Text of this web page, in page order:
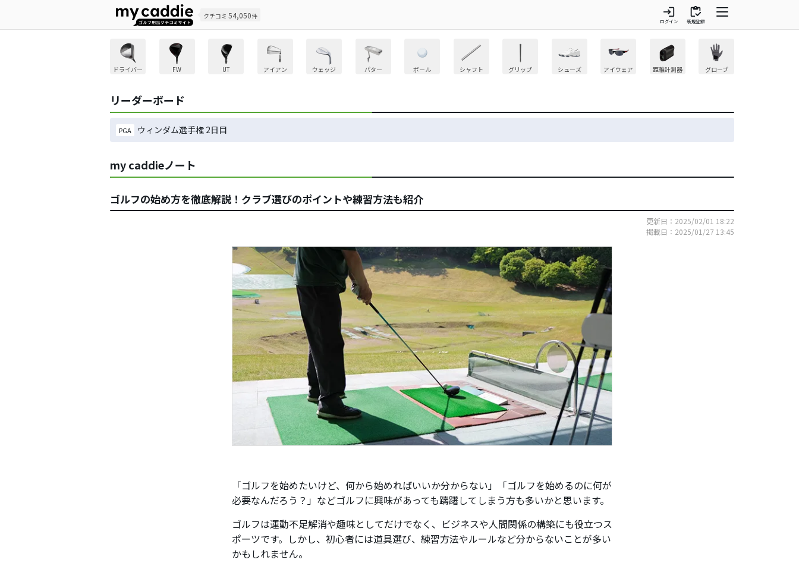
クチコミ 54,050件 login
ログイン
inventory
新規登録
ドライバー FW UT アイアン ウェッジ パター ボール シャフト グリップ シューズ アイウェア 距離計測器 グローブ
リーダーボード
PGA ウィンダム選手権 2日目
my caddieノート
ゴルフの始め方を徹底解説！クラブ選びのポイントや練習方法も紹介
更新日：2025/02/01 18:22
掲載日：2025/01/27 13:45
「ゴルフを始めたいけど、何から始めればいいか分からない」「ゴルフを始めるのに何が
必要なんだろう？」などゴルフに興味があっても躊躇してしまう方も多いかと思います。
ゴルフは運動不足解消や趣味としてだけでなく、ビジネスや人間関係の構築にも役立つス
ポーツです。しかし、初心者には道具選び、練習方法やルールなど分からないことが多い
かもしれません。